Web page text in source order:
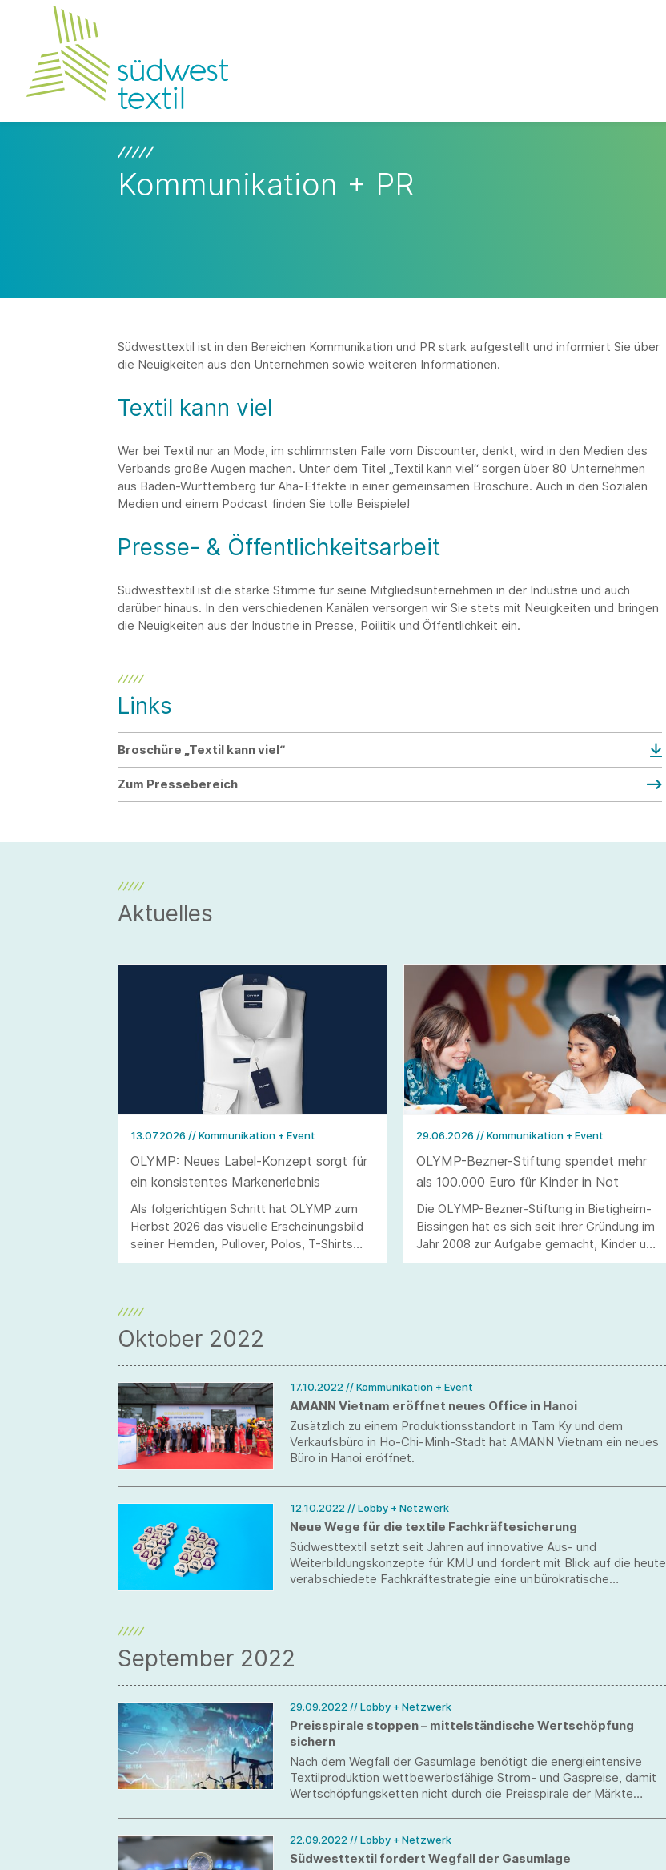
Kommunikation + PR
Südwesttextil ist in den Bereichen Kommunikation und PR stark aufgestellt und informiert Sie über
die Neuigkeiten aus den Unternehmen sowie weiteren Informationen.
Textil kann viel
Wer bei Textil nur an Mode, im schlimmsten Falle vom Discounter, denkt, wird in den Medien des
Verbands große Augen machen. Unter dem Titel „Textil kann viel“ sorgen über 80 Unternehmen
aus Baden-Württemberg für Aha-Effekte in einer gemeinsamen Broschüre. Auch in den Sozialen
Medien und einem Podcast finden Sie tolle Beispiele!
Presse- & Öffentlichkeitsarbeit
Südwesttextil ist die starke Stimme für seine Mitgliedsunternehmen in der Industrie und auch
darüber hinaus. In den verschiedenen Kanälen versorgen wir Sie stets mit Neuigkeiten und bringen
die Neuigkeiten aus der Industrie in Presse, Poilitik und Öffentlichkeit ein.
Links
Broschüre „Textil kann viel“
Zum Pressebereich
Aktuelles
13.07.2026 // Kommunikation + Event
OLYMP: Neues Label-Konzept sorgt für
ein konsistentes Markenerlebnis
Als folgerichtigen Schritt hat OLYMP zum
Herbst 2026 das visuelle Erscheinungsbild
seiner Hemden, Pullover, Polos, T-Shirts
und aller weiteren Artikel überarbeitet. Das
einheitlichen Markenauftritt und sorgt für
mehr Orientierung, Wiedererkennung und
Wertigkeit auf der Verkaufsfläche.
29.06.2026 // Kommunikation + Event
OLYMP-Bezner-Stiftung spendet mehr
als 100.000 Euro für Kinder in Not
Die OLYMP-Bezner-Stiftung in Bietigheim-
Bissingen hat es sich seit ihrer Gründung im
Jahr 2008 zur Aufgabe gemacht, Kinder und
Jugendliche weltweit in den Bereichen
Myanmar und der Ukraine karitativ
verwendet.
Oktober 2022
17.10.2022 // Kommunikation + Event
AMANN Vietnam eröffnet neues Office in Hanoi
Zusätzlich zu einem Produktionsstandort in Tam Ky und dem
Verkaufsbüro in Ho-Chi-Minh-Stadt hat AMANN Vietnam ein neues
Büro in Hanoi eröffnet.
12.10.2022 // Lobby + Netzwerk
Neue Wege für die textile Fachkräftesicherung
Südwesttextil setzt seit Jahren auf innovative Aus- und
Weiterbildungskonzepte für KMU und fordert mit Blick auf die heute
verabschiedete Fachkräftestrategie eine unbürokratische
September 2022
29.09.2022 // Lobby + Netzwerk
Preisspirale stoppen – mittelständische Wertschöpfung
sichern
Nach dem Wegfall der Gasumlage benötigt die energieintensive
Textilproduktion wettbewerbsfähige Strom- und Gaspreise, damit
Wertschöpfungsketten nicht durch die Preisspirale der Märkte
22.09.2022 // Lobby + Netzwerk
Südwesttextil fordert Wegfall der Gasumlage